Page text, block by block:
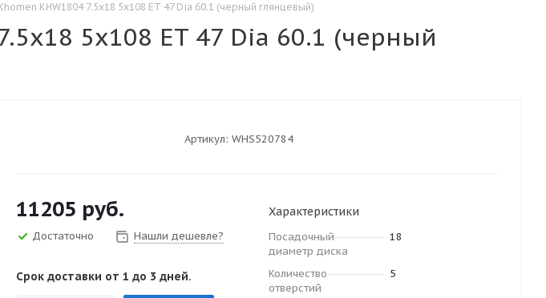
KHW1804 7.5x18 5x108 ET 47 Dia 60.1 (черный глянцевый)
5x108 ET 47 Dia 60.1 (черный
Артикул: WHS520784
11205 руб.
Достаточно Нашли дешевле?
Срок доставки от 1 до 3 дней.
Характеристики
Посадочный
диаметр диска
18
Количество
отверстий
5